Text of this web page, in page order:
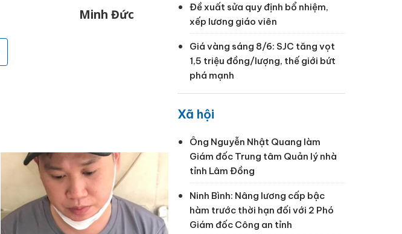
Minh Đức
Đề xuất sửa quy định bổ nhiệm,
xếp lương giáo viên
Giá vàng sáng 8/6: SJC tăng vọt
1,5 triệu đồng/lượng, thế giới bứt
phá mạnh
Xã hội
Ông Nguyễn Nhật Quang làm
Giám đốc Trung tâm Quản lý nhà
tỉnh Lâm Đồng
Ninh Bình: Nâng lương cấp bậc
hàm trước thời hạn đối với 2 Phó
Giám đốc Công an tỉnh